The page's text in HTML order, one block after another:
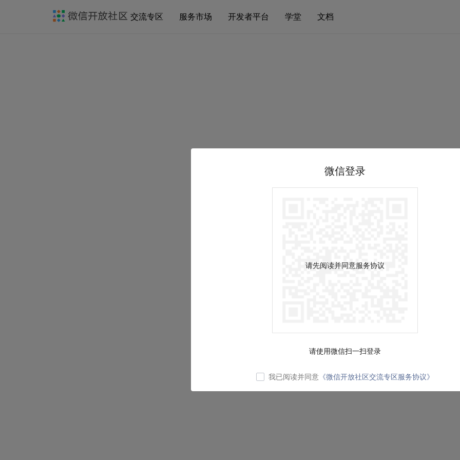
交流专区 服务市场 开发者平台 学堂 文档
微信登录
请先阅读并同意服务协议
请使用微信扫一扫登录
我已阅读并同意 《微信开放社区交流专区服务协议》